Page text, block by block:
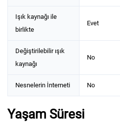
Işık kaynağı ile
birlikte
Evet
Değiştirilebilir ışık
kaynağı
No
Nesnelerin İnterneti No
Yaşam Süresi